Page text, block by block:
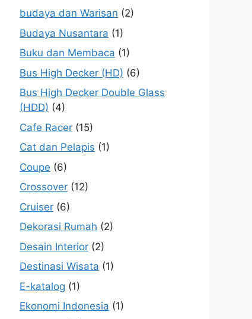
budaya dan Warisan (2)
Budaya Nusantara (1)
Buku dan Membaca (1)
Bus High Decker (HD) (6)
Bus High Decker Double Glass
(HDD) (4)
Cafe Racer (15)
Cat dan Pelapis (1)
Coupe (6)
Crossover (12)
Cruiser (6)
Dekorasi Rumah (2)
Desain Interior (2)
Destinasi Wisata (1)
E-katalog (1)
Ekonomi Indonesia (1)